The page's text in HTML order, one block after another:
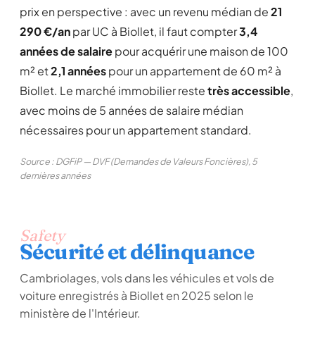
prix en perspective : avec un revenu médian de21
290 €/anpar UC à Biollet, il faut compter3,4
années de salairepour acquérir une maison de 100
m² et2,1 annéespour un appartement de 60 m² à
Biollet. Le marché immobilier restetrès accessible,
avec moins de 5 années de salaire médian
nécessaires pour un appartement standard.
Source : DGFiP — DVF (Demandes de Valeurs Foncières), 5
dernières années
Safety
Sécurité et délinquance
Cambriolages, vols dans les véhicules et vols de
voiture enregistrés à Biollet en 2025 selon le
ministère de l'Intérieur.